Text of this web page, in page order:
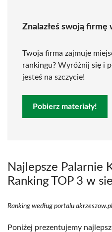
Znalazłeś swoją firmę
Twoja firma zajmuje
rankingu? Wyróżnij się i
jesteś na szczycie!
Pobierz materiały!
Najlepsze Palarnie
Ranking TOP 3 w
Ranking według portalu akrzeszow.pl
Poniżej prezentujemy